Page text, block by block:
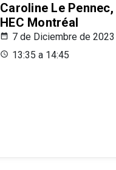
Caroline Le Pennec,
HEC Montréal
7 de Diciembre de 2023
13:35 a 14:45